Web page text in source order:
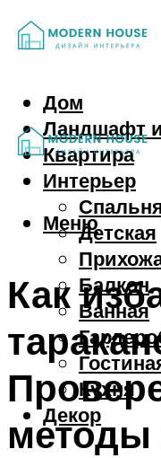
Дом
Ландшафт
Квартира
Интерьер
Детская
Балкон
Ванная
Кухня
Декор
Меню
Как
методы